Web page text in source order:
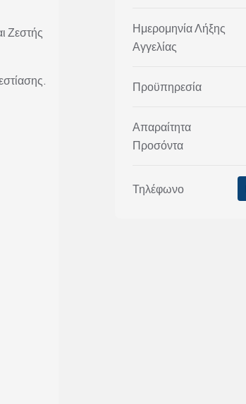
Ζεστής
Ημερομηνία Λήξης
Αγγελίας
Προϋπηρεσία
Απαραίτητα
Προσόντα
Τηλέφωνο